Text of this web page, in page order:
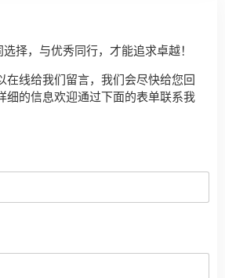
择，与优秀同行，才能追求卓越！
在线给我们留言，我们会尽快给您回
细的信息欢迎通过下面的表单联系我